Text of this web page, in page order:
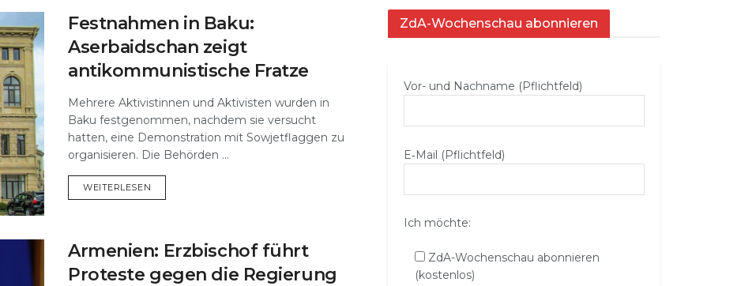
Festnahmen in Baku:
Aserbaidschan zeigt
antikommunistische Fratze
Mehrere Aktivistinnen und Aktivisten wurden in
Baku festgenommen, nachdem sie versucht
hatten, eine Demonstration mit Sowjetflaggen zu
organisieren. Die Behörden ...
WEITERLESEN
Armenien: Erzbischof führt
Proteste gegen die Regierung
ZdA-Wochenschau abonnieren
Vor- und Nachname (Pflichtfeld)
E‑Mail (Pflichtfeld)
Ich möchte:
ZdA-Wochenschau abonnieren
(kostenlos)